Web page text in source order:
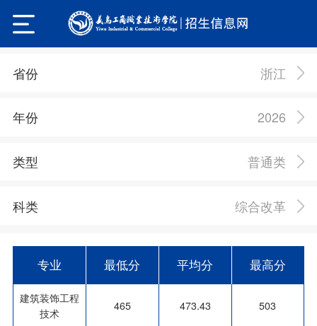
省份 浙江
年份 2026
类型 普通类
科类 综合改革
专业 最低分 平均分 最高分
建筑装饰工程
技术
465 473.43 503